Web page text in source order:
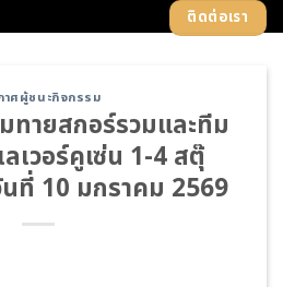
ติดต่อเรา
าศผู้ชนะกิจกรรม
ทายสกอร์รวมและทีม
ลเวอร์คูเซ่น 1-4 สตุ๊
นที่ 10 มกราคม 2569